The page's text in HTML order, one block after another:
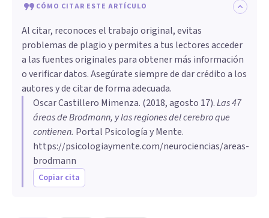
CÓMO CITAR ESTE ARTÍCULO
Al citar, reconoces el trabajo original, evitas
problemas de plagio y permites a tus lectores acceder
a las fuentes originales para obtener más información
o verificar datos. Asegúrate siempre de dar crédito a los
autores y de citar de forma adecuada.
Oscar Castillero Mimenza. (2018, agosto 17).Las 47
áreas de Brodmann, y las regiones del cerebro que
contienen. Portal Psicología y Mente.
https://psicologiaymente.com/neurociencias/areas-
brodmann
Copiar cita